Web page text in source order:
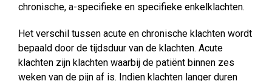
chronische, a-specifieke en specifieke enkelklachten.
Het verschil tussen acute en chronische klachten wordt
bepaald door de tijdsduur van de klachten. Acute
klachten zijn klachten waarbij de patiënt binnen zes
weken van de pijn af is. Indien klachten langer duren